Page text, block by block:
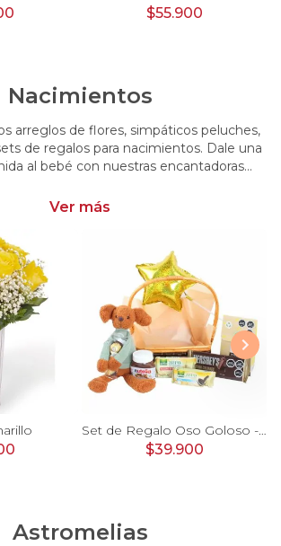
$55.900
Nacimientos
arreglos de flores, simpáticos peluches,
de regalos para nacimientos. Dale una
al bebé con nuestras encantadoras
especial.
Ver más
Set de Regalo Oso Goloso - Carretilla de madera con oso de peluche, chocolates, galletas y nutella
$39.900
Astromelias